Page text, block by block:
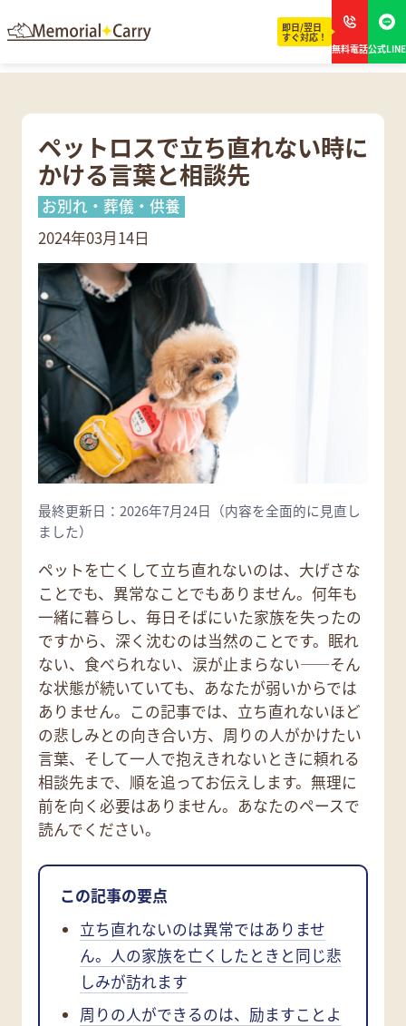
即日/翌日
すぐ対応！
無料電話公式LINE
ペットロスで立ち直れない時に
かける言葉と相談先
お別れ・葬儀・供養
2024年03月14日
最終更新日：2026年7月24日（内容を全面的に見直し
ました）
ペットを亡くして立ち直れないのは、大げさな
ことでも、異常なことでもありません。何年も
一緒に暮らし、毎日そばにいた家族を失ったの
ですから、深く沈むのは当然のことです。眠れ
ない、食べられない、涙が止まらない——そん
な状態が続いていても、あなたが弱いからでは
ありません。この記事では、立ち直れないほど
の悲しみとの向き合い方、周りの人がかけたい
言葉、そして一人で抱えきれないときに頼れる
相談先まで、順を追ってお伝えします。無理に
前を向く必要はありません。あなたのペースで
読んでください。
この記事の要点
立ち直れないのは異常ではありませ
ん。人の家族を亡くしたときと同じ悲
しみが訪れます
周りの人ができるのは、励ますことよ